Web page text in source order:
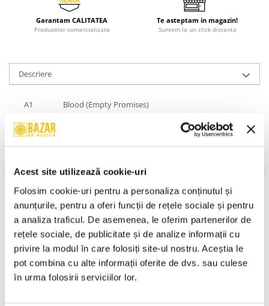
Acest site utilizează cookie-uri
Folosim cookie-uri pentru a personaliza conținutul și
anunțurile, pentru a oferi funcții de rețele sociale și pentru
a analiza traficul. De asemenea, le oferim partenerilor de
rețele sociale, de publicitate și de analize informații cu
privire la modul în care folosiți site-ul nostru. Aceștia le
pot combina cu alte informații oferite de dvs. sau culese
în urma folosirii serviciilor lor.
Garantam CALITATEA
Produselor comercializate
Te asteptam in magazin!
Suntem la un click distanta
Descriere
A1
Blood (Empty Promises)
A2
A4
Take Me
A5
Getting Away With Murder
A6
Be Free
B7
Done With You
B8
Scars
Sometimes
VEZI MAI MULT
Informatii conformitate produs